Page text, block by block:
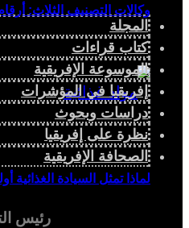
وكالات التصنيف الثلاث:
لماذا تمثل السيادة الغذائية
المجلة
كتاب قراءات
الموسوعة الإفريقية
إفريقيا في المؤشرات
دراسات وبحوث
نظرة على إفريقيا
الصحافة الإفريقية
رئيس